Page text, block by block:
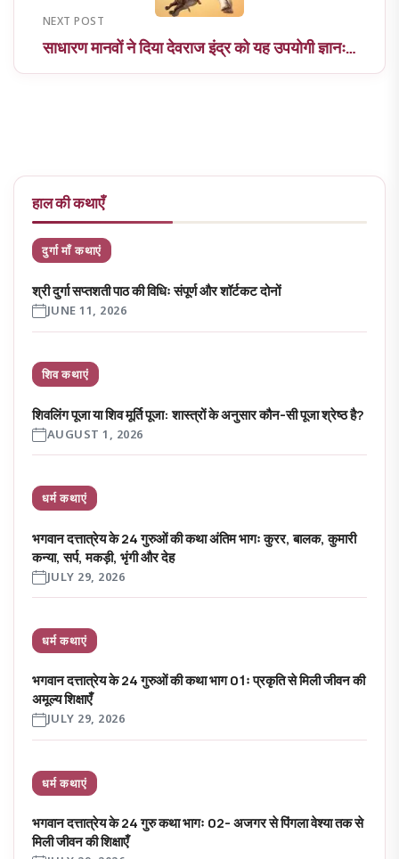
NEXT POST
साधारण मानवों ने दिया देवराज इंद्र को यह उपयोगी ज्ञानः…
हाल की कथाएँ
दुर्गा माँ कथाएं
श्री दुर्गा सप्तशती पाठ की विधिः संपूर्ण और शॉर्टकट दोनों
JUNE 11, 2026
शिव कथाएं
शिवलिंग पूजा या शिव मूर्ति पूजा: शास्त्रों के अनुसार कौन-सी पूजा श्रेष्ठ है?
AUGUST 1, 2026
धर्म कथाएं
भगवान दत्तात्रेय के 24 गुरुओं की कथा अंतिम भागः कुरर, बालक, कुमारी
कन्या, सर्प, मकड़ी, भृंगी और देह
JULY 29, 2026
धर्म कथाएं
भगवान दत्तात्रेय के 24 गुरुओं की कथा भाग 01ः प्रकृति से मिली जीवन की
अमूल्य शिक्षाएँ
JULY 29, 2026
धर्म कथाएं
भगवान दत्तात्रेय के 24 गुरु कथा भागः 02- अजगर से पिंगला वेश्या तक से
मिली जीवन की शिक्षाएँ